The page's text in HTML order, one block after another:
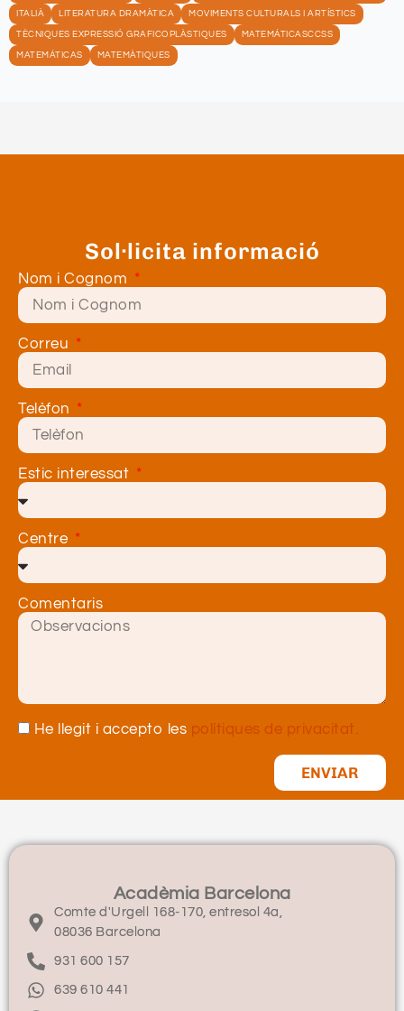
ITALIÀ LITERATURA DRAMÀTICA MOVIMENTS CULTURALS I ARTÍSTICS
TÈCNIQUES EXPRESSIÓ GRAFICOPLÀSTIQUES MATEMÁTICASCCSS
MATEMÁTICAS MATEMÀTIQUES
Sol·licita informació
Nom i Cognom
Correu
Telèfon
Estic interessat
Centre
Comentaris
He llegit i accepto les polítiques de privacitat.
ENVIAR
Acadèmia Barcelona
Comte d'Urgell 168-170, entresol 4a,
08036 Barcelona
931 600 157
639 610 441